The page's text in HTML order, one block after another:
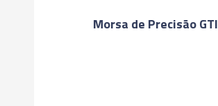
Morsa de Precisão GTI